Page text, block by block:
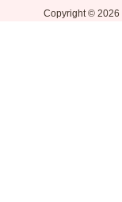
Copyright © 2026